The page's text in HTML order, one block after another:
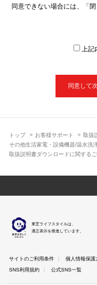
トップ お客様サポート
取扱
その他生活家電・設備機器/温水洗
取扱説明書ダウンロードに関する
後のマイナーチェンジ
トに公開されている取
使用上のご注意や安全
説明書が作成された時
明書以外の印刷物が同
ではそれらを全て公開し
さい。
ございますのであらか
のであらかじめご了承く
同意できない場合には、「
上記
東芝ライフスタイルは、
適正表示を推進しています。
サイトのご利用条件 個人情報保護
SNS利用規約
公式SNS一覧